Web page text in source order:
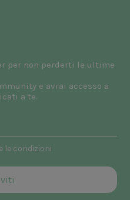
per non perderti le ultime
e avrai accesso a
a te.
le condizioni